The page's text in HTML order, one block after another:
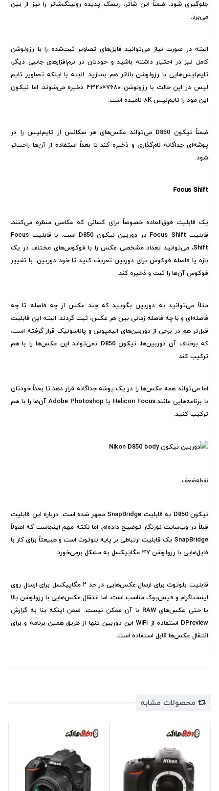
جلوگیری شود. ضمناً این شاتر، ریسک پدیده رولینگ‌شاتر را نیز از بین
می‌برد.
البته در صورت نیاز می‌توانید فایل‌های تصاویر ثبت‌شده را با رزولوشن
کامل نیز در اختیار داشته باشید و خودتان در نرم‌افزارهای جانبی دیگر،
تایم‌لپس‌هایی با رزولوشن بالاتر هم بسازید. البته با اینکه تصاویر تایم
لپس در این حالت با رزولوشن ۷۶۸۰×۴۳۲۰ ذخیره می‌شوند، اما نیکون
این مود را تایم‌لپس ۸K نامیده است.
ضمناً نیکون D850 می‌تواند عکس‌های هر سکانس از تایم‌لپس را در
پوشه‌ای جداگانه نام‌گذاری و ذخیره کند تا بعداً استفاده از آن‌ها راحت‌تر
شود.
Focus Shift
یک قابلیت فوق‌العاده خصوصاً برای کسانی که عکاسی منظره می‌کنند،
قابلیت Focus Shift در دوربین نیکون D850 است. با قابلیت Focus
Shift، می‌توانید تعداد مشخصی عکس را با فوکوس‌های مختلف در یک
بازه یا فاصله فوکوس برای دوربین تعریف کنید تا خود دوربین، با تغییر
فوکوس آن‌ها را ثبت و ذخیره کند.
مثلاً می‌توانید به دوربین بگویید که چند عکس از چه فاصله‌ تا چه
فاصله‌ای و با چه فاصله زمانی بین هر عکس، ثبت گردند. البته این قابلیت
قبل‌تر هم در برخی از دوربین‌های الیمپوس و پاناسونیک قرار گرفته است،
که برخلاف آن دوربین‌ها، نیکون D850 نمی‌تواند این عکس‌ها را با هم
ترکیب کند.
اما می‌تواند همه عکس‌ها را در یک پوشه جداگانه قرار دهد تا بعداً خودتان
با برنامه‌هایی مانند Helicon Focus یا Adobe Photoshop آن‌ها را با هم
ترکیب کنید.
نقطه‌ضعف
نیکون D850 به قابلیت SnapBridge مجهز شده است. درباره این قابلیت
قبلاً در وب‌سایت نورنگار توضیح داده‌ام. اما نکته مهم اینجاست که اصولاً
SnapBridge یک قابلیت ارتباطی بر پایه بلوتوث است و طبیعتاً برای کار با
فایل‌هایی با رزولوشن ۴۷ مگاپیکسل به مشکل برمی‌خورد.
قابلیت بلوتوث برای ارسال عکس‌هایی در حد ۲ مگاپیکسل برای ارسال روی
اینستاگرام و فیس‌بوک مناسب است، اما انتقال عکس‌هایی با رزولوشن بالا
یا حتی عکس‌های RAW با آن ممکن نیست. ضمن اینکه بنا به گزارش
DPreview استفاده از
WiFiاین دوربین تنها از طریق همین برنامه و برای
انتقال عکس‌ها قابل استفاده است.
محصولات مشابه